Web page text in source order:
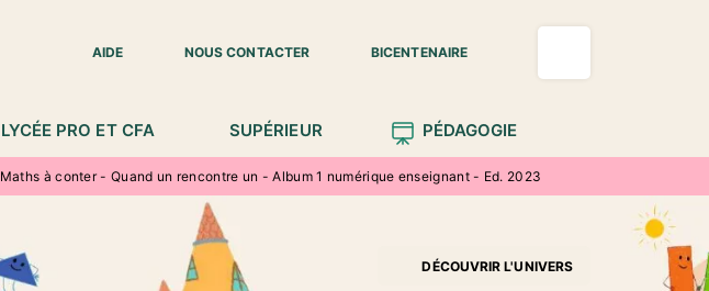
AIDE
NOUS CONTACTER BICENTENAIRE
LYCÉE PRO ET CFA SUPÉRIEUR PÉDAGOGIE
Maths à conter - Quand un rencontre un - Album 1 numérique enseignant - Ed. 2023
DÉCOUVRIR L'UNIVERS